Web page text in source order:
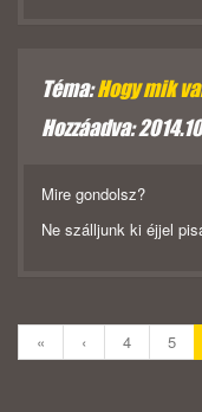
Téma:Hogy mik
Hozzáadva:
Mire gondolsz?
Ne szálljunk ki éjjel
« ‹ 4 5